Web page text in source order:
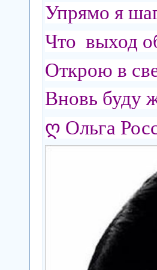
Упрямо я
Что выход
Открою в
Вновь буду
ღ Ольга